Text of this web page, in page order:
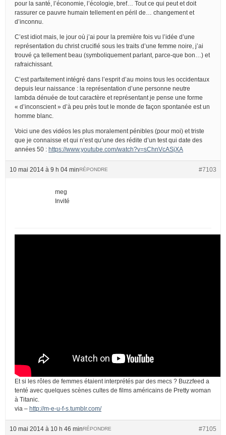
pour la santé, l’économie, l’écologie, bref… Tout ce qui peut et doit
rassurer ce pauvre humain tellement en péril de… changement et
d’inconnu.
C’est idiot mais, le jour où j’ai pour la première fois vu l’idée d’une
représentation du christ crucifié sous les traits d’une femme noire, j’ai
trouvé ça tellement beau (symboliquement parlant, parce-que bon…) et
rafraichissant.
C’est parfaitement intégré dans l’esprit d’au moins tous les occidentaux
depuis leur naissance : la représentation d’une personne neutre
lambda dénuée de tout caractère et représentant je pense une forme
« d’inconscient » d’à peu près tout le monde de façon spontanée est un
homme blanc.
Voici une des vidéos les plus moralement pénibles (pour moi) et triste
que je connaisse et qui n’est qu’une des rédite d’un test qui date des
années 50 : https://www.youtube.com/watch?v=sChnVcASjXA
10 mai 2014 à 9 h 04 min #7103
RÉPONDRE
meg
Invité
Et si les rôles de femmes étaient interprétés par des mecs ? Buzzfeed a
tenté avec quelques scènes cultes de films américains de Pretty woman
à Titanic.
via – http://m-e-u-f-s.tumblr.com/
10 mai 2014 à 10 h 46 min #7105
RÉPONDRE